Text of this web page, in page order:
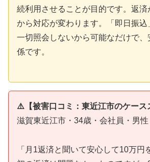
続利用させることが目的です。返済
から対応が変わります。「即日振込
一切照会しないから可能なだけで、
係です。
⚠️【被害口コミ：東近江市のケース
滋賀東近江市・34歳・会社員・男性
「月1返済と聞いて安心して10万円